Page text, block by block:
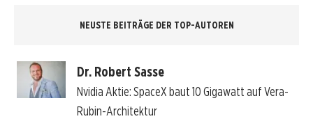
NEUSTE BEITRÄGE DER TOP-AUTOREN
Dr. Robert Sasse
Nvidia Aktie: SpaceX baut 10 Gigawatt auf Vera-
Rubin-Architektur